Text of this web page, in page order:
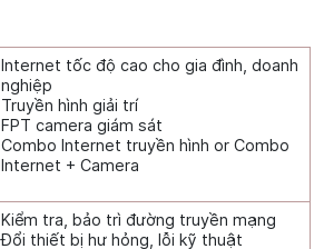
Internet tốc độ cao cho gia đình, doanh
nghiệp
Truyền hình giải trí
FPT camera giám sát
Combo Internet truyền hình or Combo
Internet + Camera
Kiểm tra, bảo trì đường truyền mạng
Đổi thiết bị hư hỏng, lỗi kỹ thuật